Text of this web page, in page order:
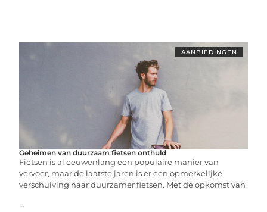
AANBIEDINGEN
Geheimen van duurzaam fietsen onthuld
Fietsen is al eeuwenlang een populaire manier van
vervoer, maar de laatste jaren is er een opmerkelijke
verschuiving naar duurzamer fietsen. Met de opkomst van
...